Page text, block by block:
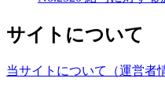
サイトについて
当サイトについて（運営者